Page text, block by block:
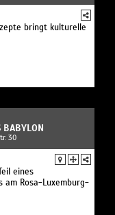
bringt kulturelle
BABYLON
30
eines
am Rosa-Luxemburg-